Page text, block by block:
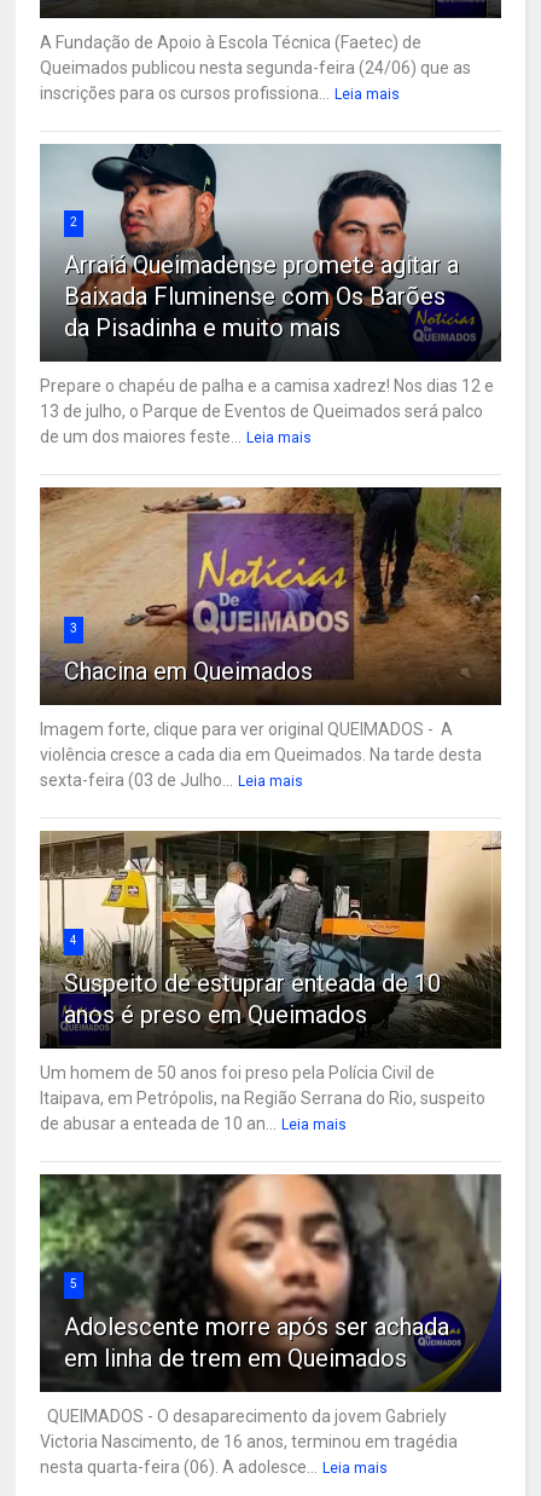
A Fundação de Apoio à Escola Técnica (Faetec) de
Queimados publicou nesta segunda-feira (24/06) que as
inscrições para os cursos profissiona...
Leia mais
2
Arraiá Queimadense promete agitar a
Baixada Fluminense com Os Barões
da Pisadinha e muito mais
Prepare o chapéu de palha e a camisa xadrez! Nos dias 12 e
13 de julho, o Parque de Eventos de Queimados será palco
de um dos maiores feste...
Leia mais
3
Chacina em Queimados
Imagem forte, clique para ver original QUEIMADOS - A
violência cresce a cada dia em Queimados. Na tarde desta
sexta-feira (03 de Julho...
Leia mais
4
Suspeito de estuprar enteada de 10
anos é preso em Queimados
Um homem de 50 anos foi preso pela Polícia Civil de
Itaipava, em Petrópolis, na Região Serrana do Rio, suspeito
de abusar a enteada de 10 an...
Leia mais
5
Adolescente morre após ser achada
em linha de trem em Queimados
QUEIMADOS - O desaparecimento da jovem Gabriely
Victoria Nascimento, de 16 anos, terminou em tragédia
nesta quarta-feira (06). A adolesce...
Leia mais